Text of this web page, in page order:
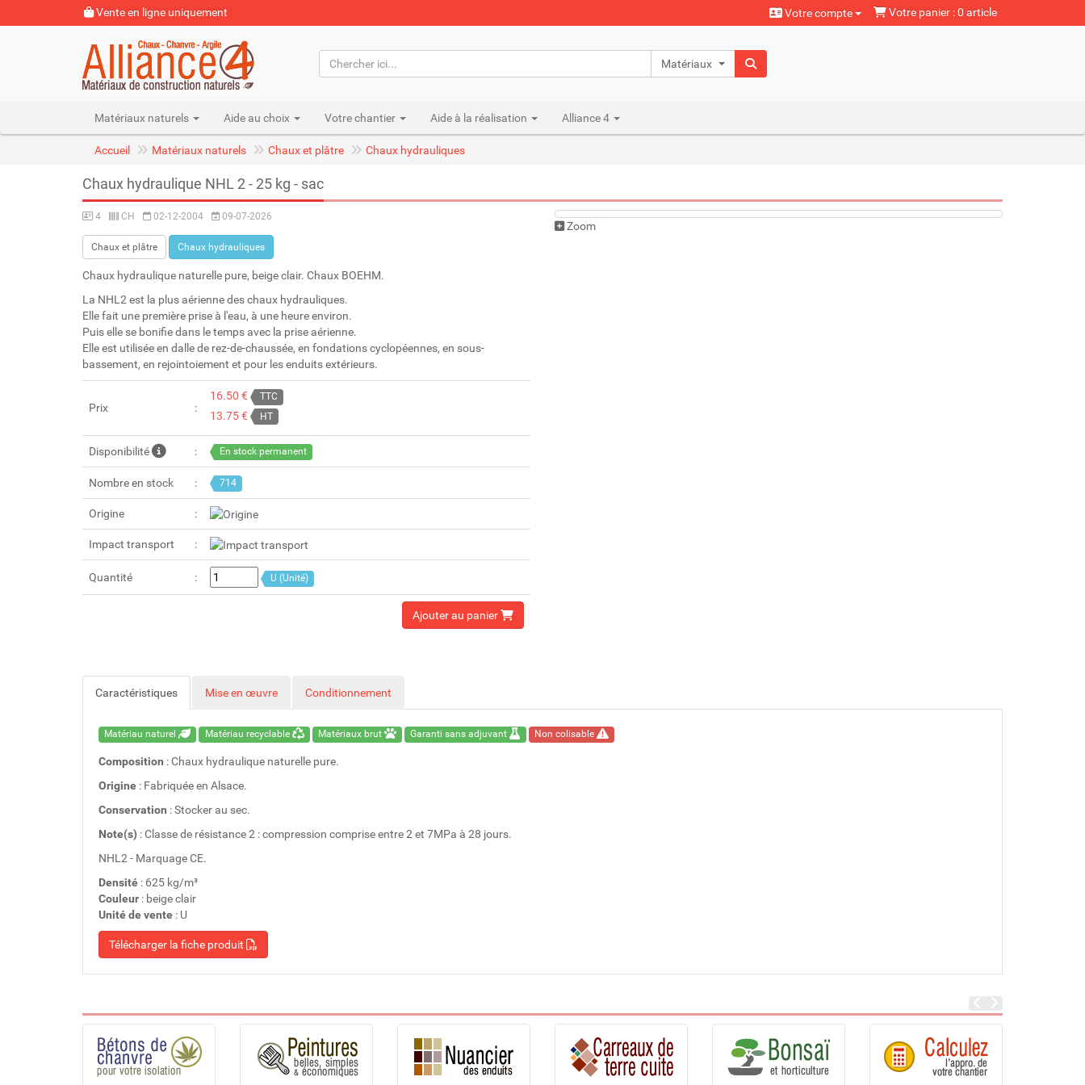
Vente en ligne uniquement Votre compte Votre panier : 0 article
Matériaux naturels
Matériaux naturels Aide au choix Votre chantier Aide à la réalisation Alliance 4
Accueil Matériaux naturels Chaux et plâtre Chaux hydrauliques
Chaux hydraulique NHL 2 - 25 kg - sac
4 CH 02-12-2004 09-07-2026
Chaux et plâtre Chaux hydrauliques
Chaux hydraulique naturelle pure, beige clair. Chaux BOEHM.
La NHL2 est la plus aérienne des chaux hydrauliques.
Elle fait une première prise à l'eau, à une heure environ.
Puis elle se bonifie dans le temps avec la prise aérienne.
Elle est utilisée en dalle de rez-de-chaussée, en fondations cyclopéennes, en sous-
bassement, en rejointoiement et pour les enduits extérieurs.
Prix
16.50 € TTC
13.75 € HT
Disponibilité En stock permanent
Nombre en stock 714
Origine
Impact transport
Quantité U (Unité)
Ajouter au panier
Zoom
Caractéristiques Mise en œuvre Conditionnement
Matériau naturel Matériau recyclable Matériaux brut Garanti sans adjuvant Non colisable
Composition : Chaux hydraulique naturelle pure.
Origine : Fabriquée en Alsace.
Conservation : Stocker au sec.
Note(s) : Classe de résistance 2 : compression comprise entre 2 et 7MPa à 28 jours.
NHL2 - Marquage CE.
Densité : 625 kg/m³
Couleur : beige clair
Unité de vente : U
Télécharger la fiche produit